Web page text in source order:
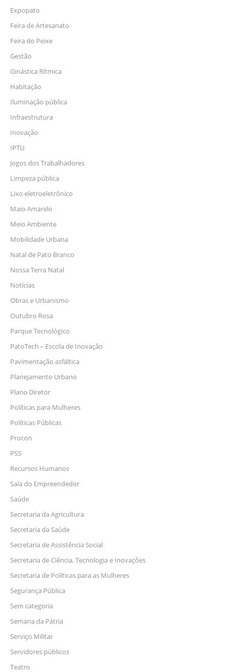
Expopato
Feira de Artesanato
Feira do Peixe
Gestão
Ginástica Rítmica
Habitação
Iluminação pública
Infraestrutura
Inovação
IPTU
Jogos dos Trabalhadores
Limpeza pública
Lixo eletroeletrônico
Maio Amarelo
Meio Ambiente
Mobilidade Urbana
Natal de Pato Branco
Nossa Terra Natal
Notícias
Obras e Urbanismo
Outubro Rosa
Parque Tecnológico
PatoTech – Escola de Inovação
Pavimentação asfáltica
Planejamento Urbano
Plano Diretor
Políticas para Mulheres
Políticas Públicas
Procon
PSS
Recursos Humanos
Sala do Empreendedor
Saúde
Secretaria da Agricultura
Secretaria da Saúde
Secretaria de Assistência Social
Secretaria de Ciência, Tecnologia e Inovações
Secretaria de Políticas para as Mulheres
Segurança Pública
Sem categoria
Semana da Pátria
Serviço Militar
Servidores públicos
Teatro